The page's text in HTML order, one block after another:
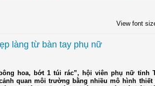
View font
làng từ bàn tay phụ nữ
hoa, bớt 1 túi rác”, hội viên phụ nữ tỉnh
quan môi trường bằng nhiều mô hình thiết